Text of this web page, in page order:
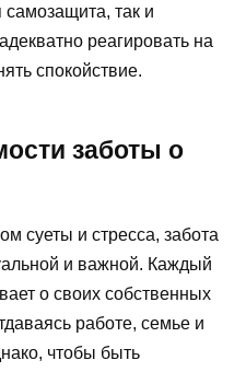
самозащита, так и
реагировать на
спокойствие.
заботы о
суеты и стресса, забота
и важной. Каждый
о своих собственных
работе, семье и
чтобы быть